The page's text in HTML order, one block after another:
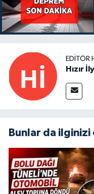
EDITÖR
Hızır
Bunlar da